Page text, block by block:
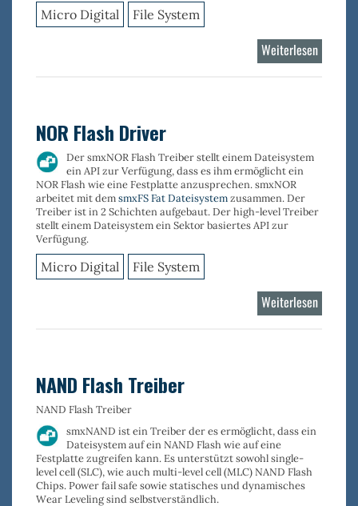
Micro Digital File System
Weiterlesen
Flash
NOR Flash Driver
DersmxNOR Flash Treiber stellt einem Dateisystem
ein API zur Verfügung, dass es ihm ermöglicht ein
NOR Flash wie eine Festplatte anzusprechen. smxNOR
arbeitet mit demsmxFS Fat Dateisystemzusammen. Der
Treiber ist in 2 Schichten aufgebaut. Der high-level Treiber
stellt einem Dateisystem ein Sektor basiertes API zur
Verfügung.
Micro Digital File System
Weiterlesen
NOR
NAND Flash Treiber
NAND Flash Treiber
smxNAND ist ein Treiber der es ermöglicht, dass ein
Dateisystem auf ein NAND Flash wie auf eine
Festplatte zugreifen kann. Es unterstützt sowohlsingle-
level cell (SLC), wie auch multi-level cell (MLC)NAND Flash
Chips. Power fail safe sowie statisches und dynamisches
Wear Leveling sind selbstverständlich.